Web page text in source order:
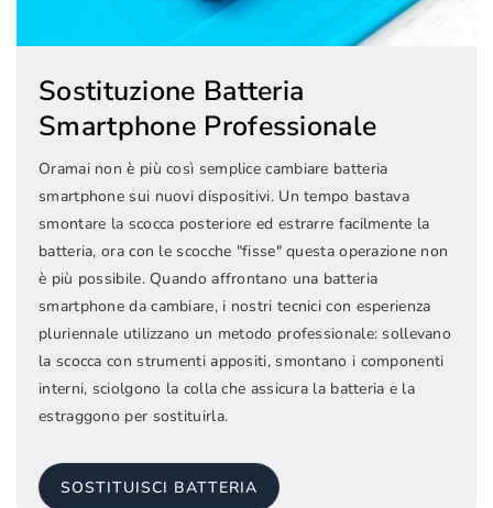
Sostituzione Batteria
Smartphone Professionale
Oramai non è più così semplice cambiare batteria
smartphone sui nuovi dispositivi. Un tempo bastava
smontare la scocca posteriore ed estrarre facilmente la
batteria, ora con le scocche "fisse" questa operazione non
è più possibile. Quando affrontano una batteria
smartphone da cambiare, i nostri tecnici con esperienza
pluriennale utilizzano un metodo professionale: sollevano
la scocca con strumenti appositi, smontano i componenti
interni, sciolgono la colla che assicura la batteria e la
estraggono per sostituirla.
SOSTITUISCI BATTERIA